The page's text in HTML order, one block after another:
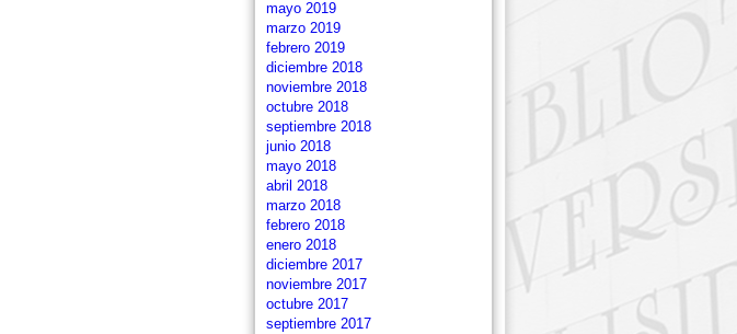
mayo 2019
marzo 2019
febrero 2019
diciembre 2018
noviembre 2018
octubre 2018
septiembre 2018
junio 2018
mayo 2018
abril 2018
marzo 2018
febrero 2018
enero 2018
diciembre 2017
noviembre 2017
octubre 2017
septiembre 2017